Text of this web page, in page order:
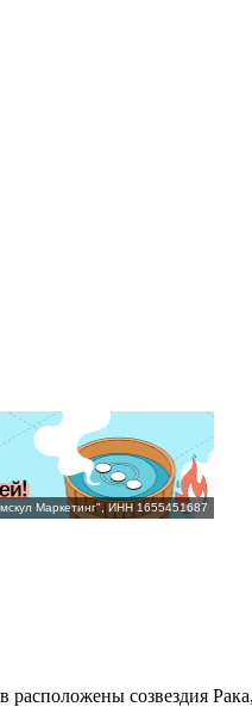
Маркетинг", ИНН 1655451687
расположены созвездия